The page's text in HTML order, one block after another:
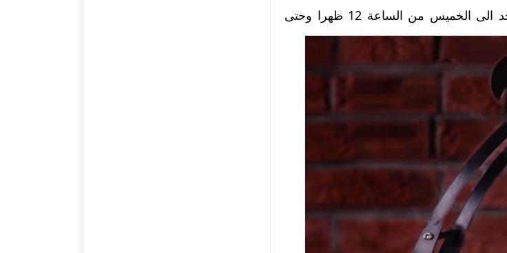
ض مطاعم بارسيلوس للغداء ابتداءا من 39 ريال من الأحد الى الخميس من الساعة 12 ظهرا وحتى